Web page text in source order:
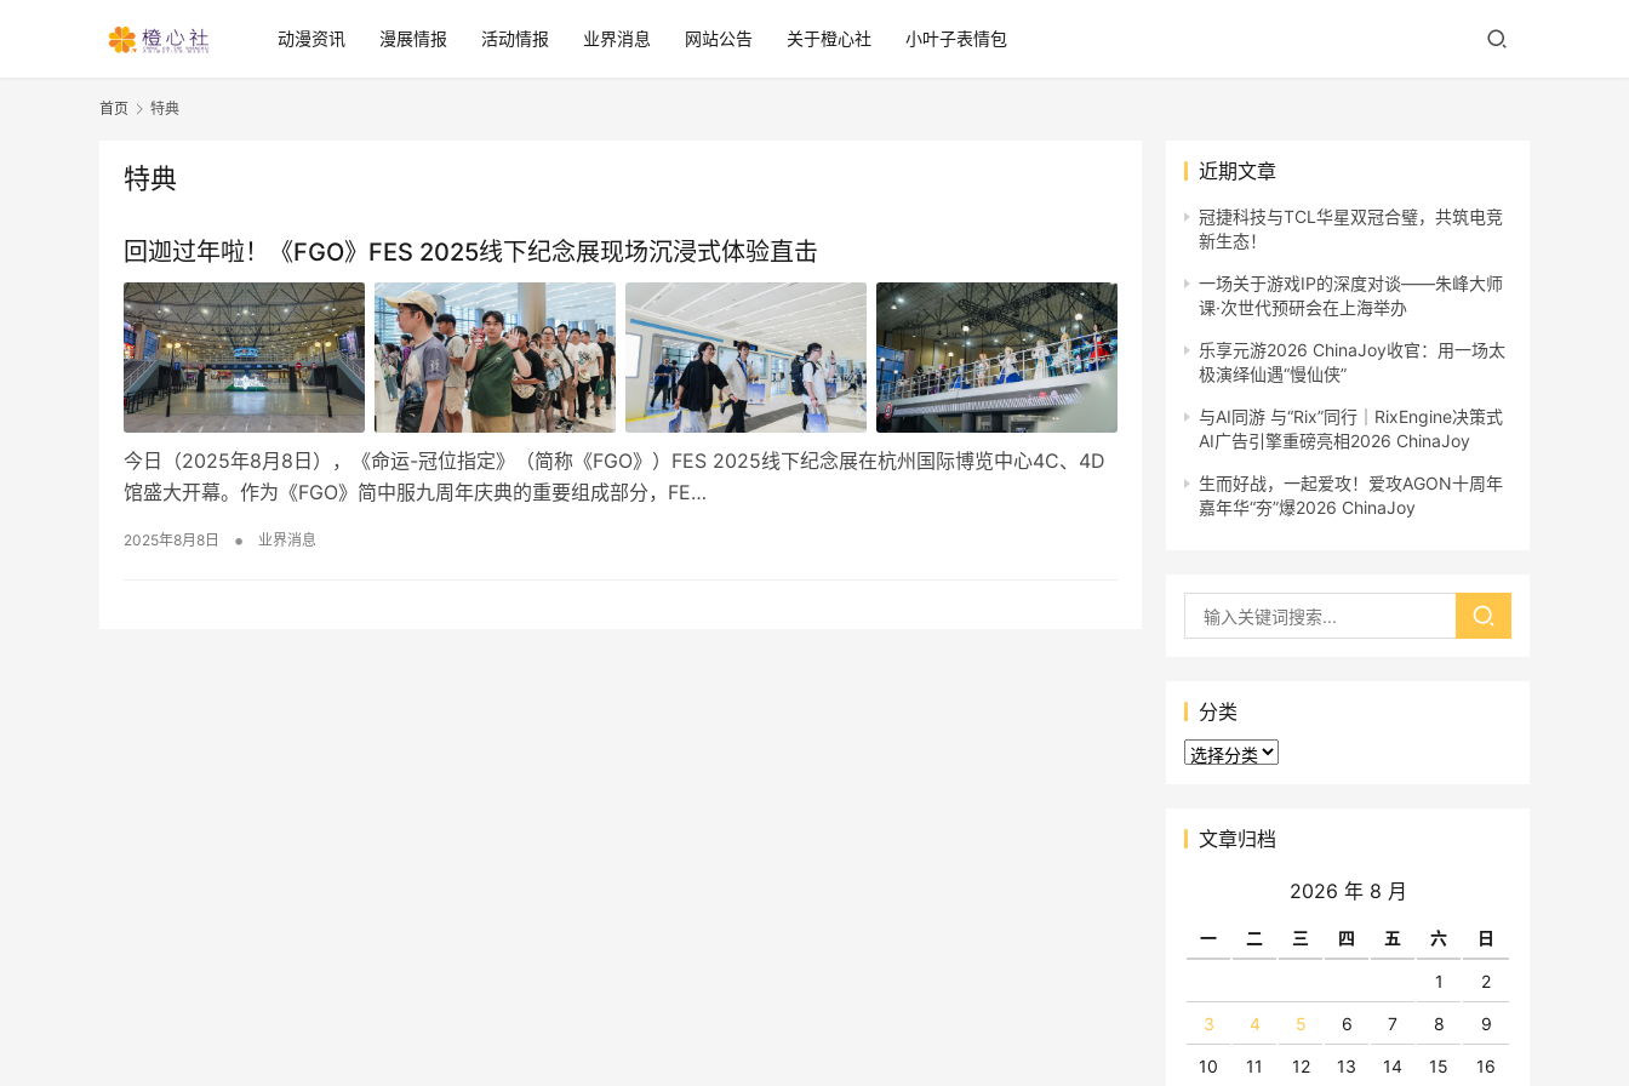
动漫资讯 漫展情报 活动情报 业界消息 网站公告 关于橙心社 小叶子表情包
首页 特典
特典
回迦过年啦！《FGO》FES 2025线下纪念展现场沉浸式体验直击
今日（2025年8月8日），《命运-冠位指定》（简称《FGO》）FES 2025线下纪念展在杭州国际博览中心4C、4D
馆盛大开幕。作为《FGO》简中服九周年庆典的重要组成部分，FE…
2025年8月8日 • 业界消息
近期文章
冠捷科技与TCL华星双冠合璧，共筑电竞
新生态！
一场关于游戏IP的深度对谈——朱峰大师
课·次世代预研会在上海举办
乐享元游2026 ChinaJoy收官：用一场太
极演绎仙遇“慢仙侠”
与AI同游 与“Rix”同行｜RixEngine决策式
AI广告引擎重磅亮相2026 ChinaJoy
生而好战，一起爱攻！爱攻AGON十周年
嘉年华“夯”爆2026 ChinaJoy
分类
分
文章归档
2026 年 8 月
一 二 三 四 五 六 日
1 2
3 4 5 6 7 8 9
10 11 12 13 14 15 16